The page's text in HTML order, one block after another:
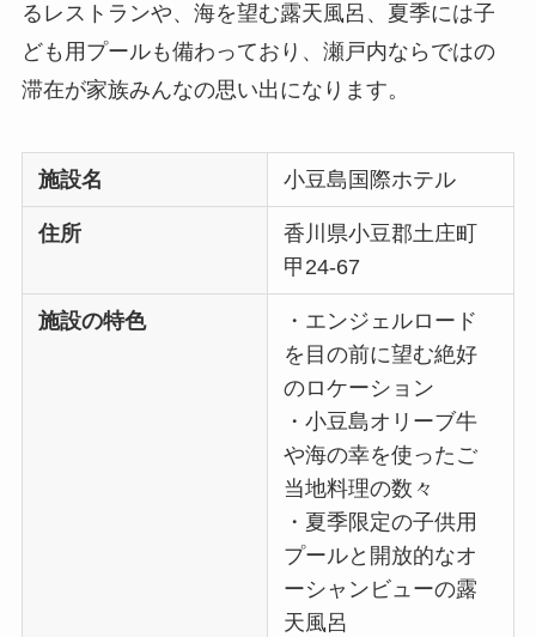
るレストランや、海を望む露天風呂、夏季には子
ども用プールも備わっており、瀬戸内ならではの
滞在が家族みんなの思い出になります。
施設名 小豆島国際ホテル
住所
香川県小豆郡土庄町
甲24-67
施設の特色
・エンジェルロード
を目の前に望む絶好
のロケーション
・小豆島オリーブ牛
や海の幸を使ったご
当地料理の数々
・夏季限定の子供用
プールと開放的なオ
ーシャンビューの露
天風呂